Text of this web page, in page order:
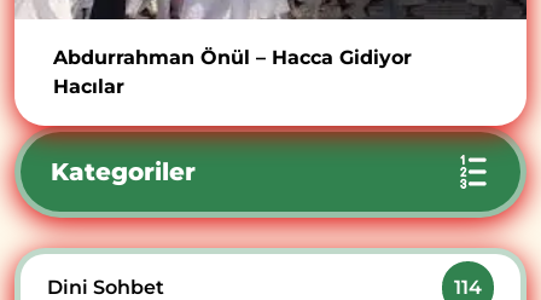
Abdurrahman Önül – Hacca Gidiyor
Hacılar
Kategoriler
Dini Sohbet 114